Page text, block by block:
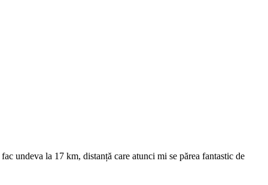
undeva la 17 km, distanță care atunci mi se părea fantastic de